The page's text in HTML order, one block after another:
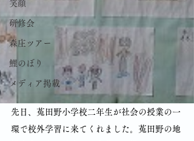
笑顔
研修会
森庄ツアー
鯉のぼり
メディア掲載
先日、菟田野小学校二年生が社会の授業の一
環で校外学習に来てくれました。菟田野の地